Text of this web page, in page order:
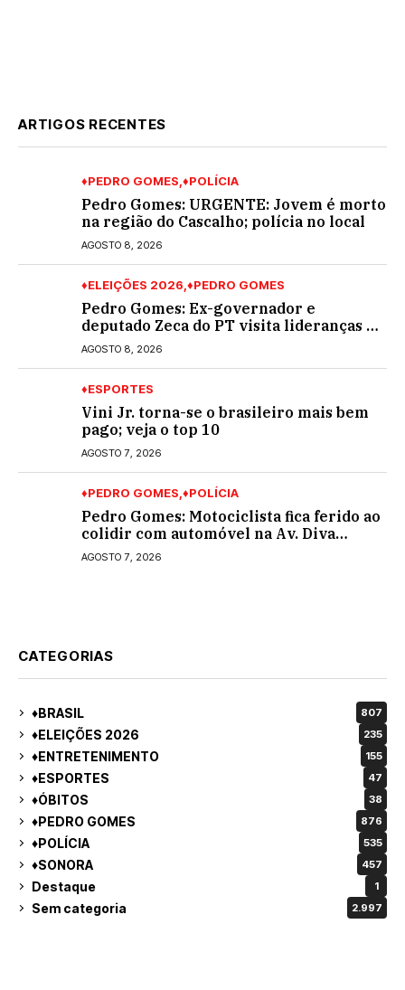
ARTIGOS RECENTES
♦PEDRO GOMES ♦POLÍCIA
Pedro Gomes: URGENTE: Jovem é morto
na região do Cascalho; polícia no local
AGOSTO 8, 2026
♦ELEIÇÕES 2026 ♦PEDRO GOMES
Pedro Gomes: Ex-governador e
deputado Zeca do PT visita lideranças do
partido na cidade; buscará a reeleição
AGOSTO 8, 2026
♦ESPORTES
Vini Jr. torna-se o brasileiro mais bem
pago; veja o top 10
AGOSTO 7, 2026
♦PEDRO GOMES ♦POLÍCIA
Pedro Gomes: Motociclista fica ferido ao
colidir com automóvel na Av. Diva
Araújo; ele não tinha CNH
AGOSTO 7, 2026
CATEGORIAS
♦BRASIL 807
♦ELEIÇÕES 2026 235
♦ENTRETENIMENTO 155
♦ESPORTES 47
♦ÓBITOS 38
♦PEDRO GOMES 876
♦POLÍCIA 535
♦SONORA 457
Destaque 1
Sem categoria 2.997